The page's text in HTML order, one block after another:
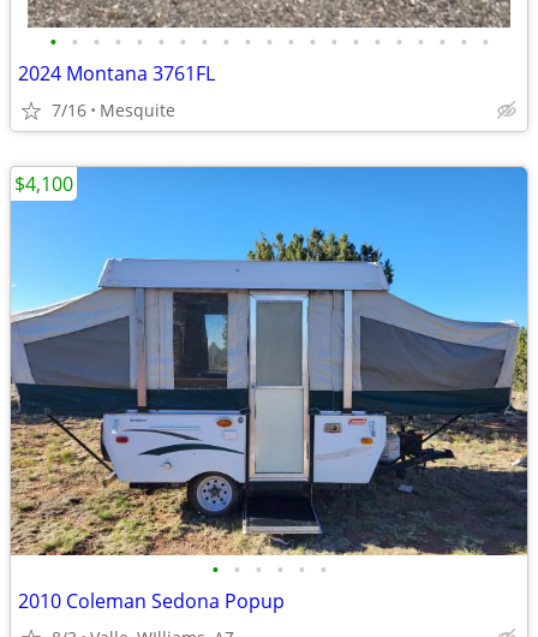
• • • • • • • • • • • • • • • • • • • • •
2024 Montana 3761FL
7/16 Mesquite
• • • • • •
2010 Coleman Sedona Popup
$4,100